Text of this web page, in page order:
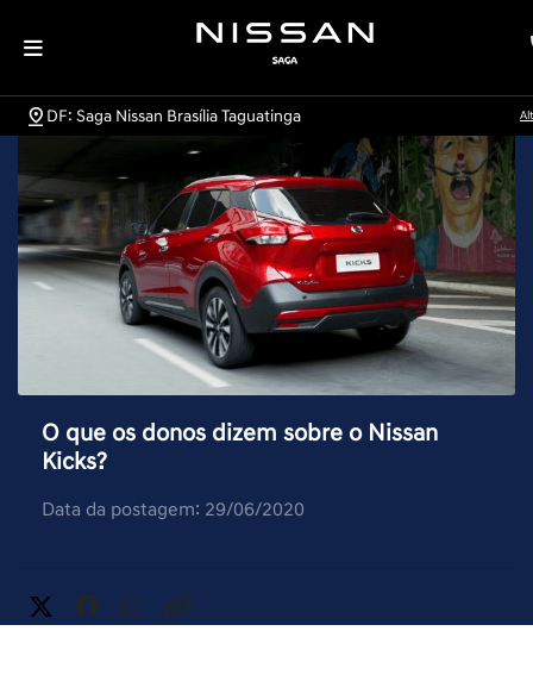
DF: Saga Nissan Brasília Taguatinga
O que os donos dizem sobre o Nissan
Kicks?
Data da postagem: 29/06/2020